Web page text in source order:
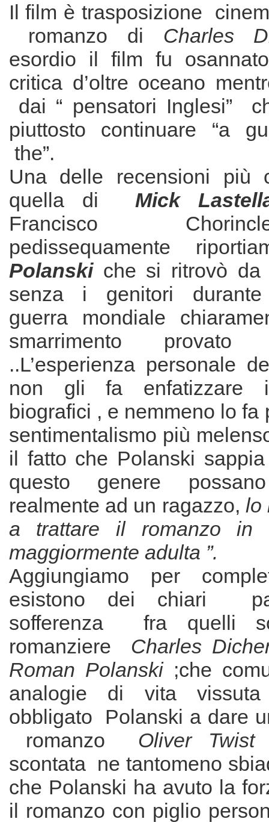
Il film è trasposizione
romanzo di Charles
esordio il film fu
critica d’oltre oceano
dai “ pensatori Inglesi”
piuttosto continuare “a
the”.
Una delle recensioni più
quella di Mick
Francisco
pedissequamente
Polanskiche si ritrovò da
senza i genitori
guerra mondiale
smarrimento
..L’esperienza personale
non gli fa enfatizzare i
biografici , e nemmeno lo fa
sentimentalismo più
il fatto che Polanski
questo genere
realmente ad un ragazzo,lo
a trattare il romanzo in
maggiormente adulta ”.
Aggiungiamo per
esistono dei chiari
sofferenza fra quelli
romanziere Charles
Roman Polanski;che
analogie di vita
obbligato Polanski a dare
romanzo Oliver
scontata ne tantomeno
che Polanski ha avuto la
il romanzo con piglio